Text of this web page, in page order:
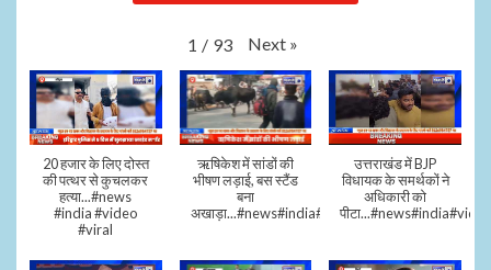
1 / 93 Next »
20 हजार के लिए दोस्त
की पत्थर से कुचलकर
हत्या...#news
#india #video
#viral
ऋषिकेश में सांडों की
भीषण लड़ाई, बस स्टैंड
बना
अखाड़ा...#news#india#video#viral
उत्तराखंड में BJP
विधायक के समर्थकों ने
अधिकारी को